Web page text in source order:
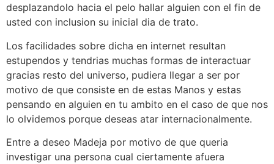
desplazandolo hacia el pelo hallar alguien con el fin de
usted con inclusion su inicial dia de trato.
Los facilidades sobre dicha en internet resultan
estupendos y tendri­as muchas formas de interactuar
gracias resto del universo, pudiera llegar a ser por
motivo de que consiste en de estas Manos y estas
pensando en alguien en tu ambito en el caso de que nos
lo olvidemos porque deseas atar internacionalmente.
Entre a deseo Madeja por motivo de que queria
investigar una persona cual ciertamente afuera